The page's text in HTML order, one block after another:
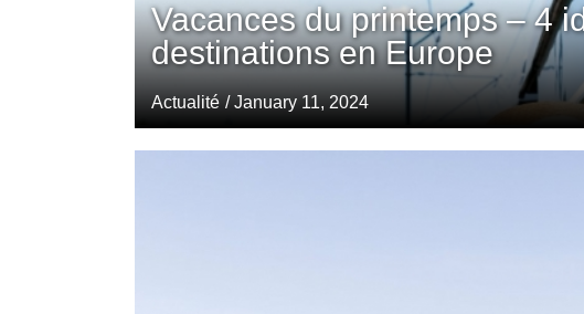
Vacances du printemps – 4
destinations en Europe
Actualité / January 11, 2024